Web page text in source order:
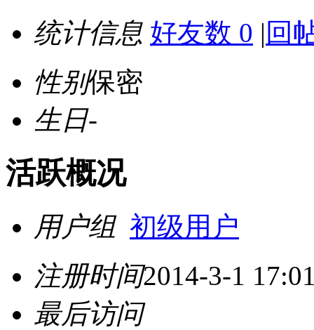
统计信息 好友数 0 | 回
性别保密
生日-
活跃概况
用户组 初级用户
注册时间2014-3-1
最后访问